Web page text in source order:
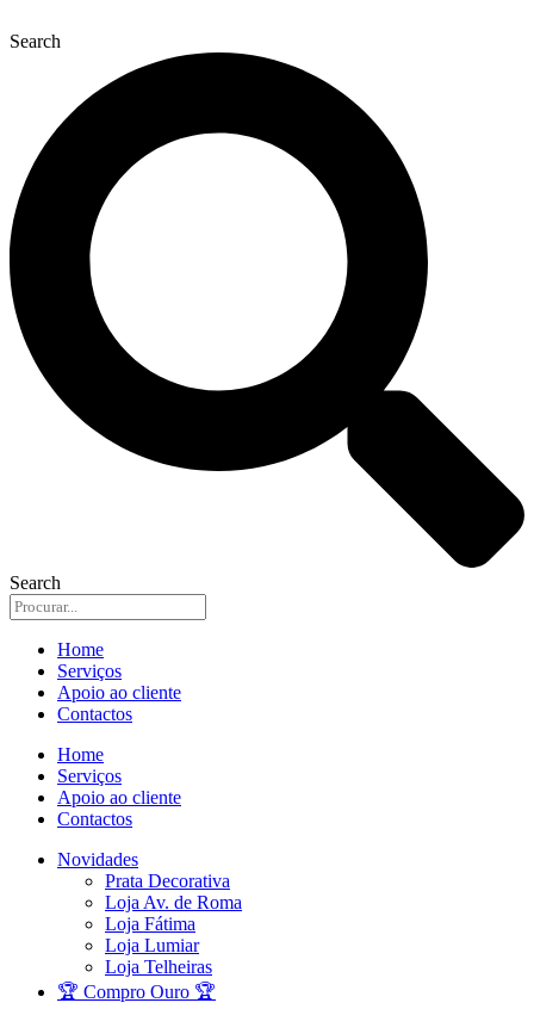
Search
Search
Home
Serviços
Apoio ao cliente
Contactos
Home
Serviços
Apoio ao cliente
Contactos
Novidades
Prata Decorativa
Loja Av. de Roma
Loja Fátima
Loja Lumiar
Loja Telheiras
🏆 Compro Ouro 🏆